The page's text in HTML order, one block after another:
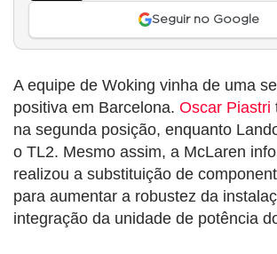
Seguir no Google
A equipe de Woking vinha de uma
positiva em Barcelona. Oscar Piastri
na segunda posição, enquanto
o TL2. Mesmo assim, a McLaren
realizou a substituição de
para aumentar a robustez da
integração da unidade de potência